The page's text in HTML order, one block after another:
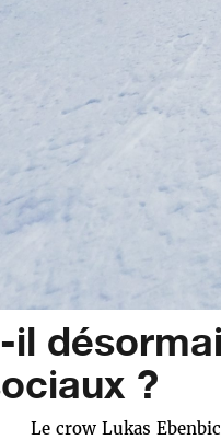
il
?
Le crow Lukas